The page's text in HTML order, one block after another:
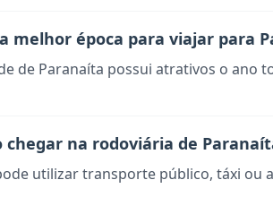
melhor época para viajar para
de Paranaíta possui atrativos o ano
chegar na rodoviária de
utilizar transporte público, táxi ou